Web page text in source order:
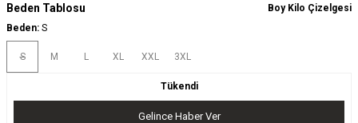
Beden Tablosu
Boy Kilo Çizelgesi
Beden: S
S M L XL XXL 3XL
Tükendi
Gelince Haber Ver